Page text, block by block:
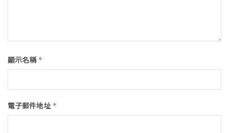
顯示名稱*
電子郵件地址*